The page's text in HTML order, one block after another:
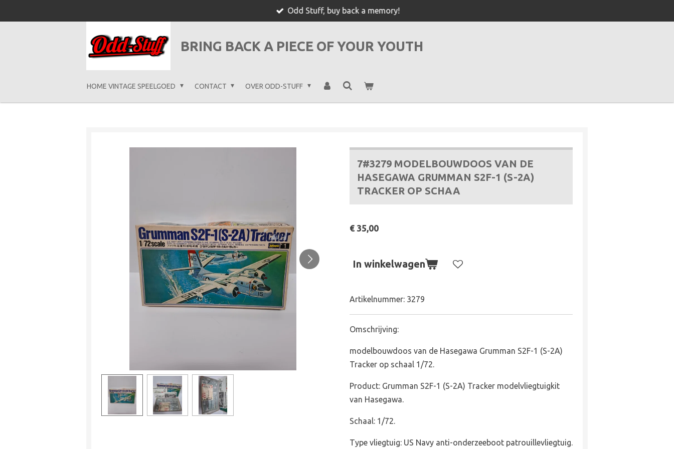
Odd Stuff, buy back a memory!
BRING BACK A PIECE OF YOUR YOUTH
HOME VINTAGE SPEELGOED CONTACT OVER ODD-STUFF
7#3279 MODELBOUWDOOS VAN DE
HASEGAWA GRUMMAN S2F-1 (S-2A)
TRACKER OP SCHAA
€ 35,00
In winkelwagen
Artikelnummer: 3279
Omschrijving:
modelbouwdoos van de Hasegawa Grumman S2F-1 (S-2A)
Tracker op schaal 1/72.
Product: Grumman S2F-1 (S-2A) Tracker modelvliegtuigkit
van Hasegawa.
Schaal: 1/72.
Type vliegtuig: US Navy anti-onderzeeboot patrouillevliegtuig.